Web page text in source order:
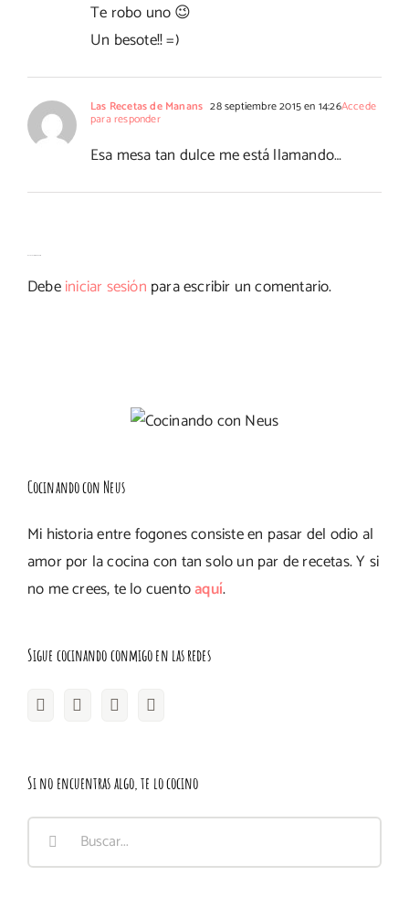
Te robo uno 😉
Un besote!! =)
Las Recetas de Manans 28 septiembre 2015 en 14:26Accede
para responder
Esa mesa tan dulce me está llamando…
Debeiniciar sesión para escribir un comentario.
Cocinando con Neus
Mi historia entre fogones consiste en pasar del odio al
amor por la cocina con tan solo un par de recetas. Y si
no me crees, te lo cuentoaquí.
Sigue cocinando conmigo en las redes
Si no encuentras algo, te lo cocino
Buscar: